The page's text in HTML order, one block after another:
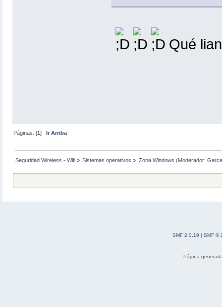
Qué
Páginas: [1]Ir Arriba
Seguridad Wireless - Wifi » Sistemas operativos » Zona Windows (Moderador:
SMF 2.0.19 | SMF ©
Página